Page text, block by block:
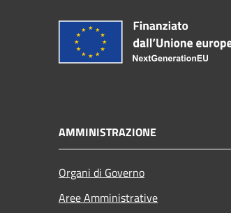
AMMINISTRAZIONE
Organi di Governo
Aree Amministrative